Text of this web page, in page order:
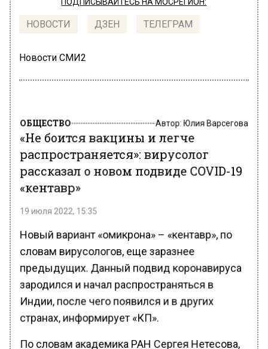
НОВОСТИ ДЗЕН ТЕЛЕГРАМ
Новости СМИ2
ОБЩЕСТВО Автор:Юлия Варсегова
«Не боится вакцины и легче
распространяется»: вирусолог
рассказал о новом подвиде COVID-19
«кентавр»
19 июля 2022, 15:35
Новый вариант «омикрона» – «кентавр», по
словам вирусологов, еще заразнее
предыдущих. Данный подвид коронавируса
зародился и начал распространяться в
Индии, после чего появился и в других
странах, информирует «КП».
По словам академика РАН Сергея Нетесова,